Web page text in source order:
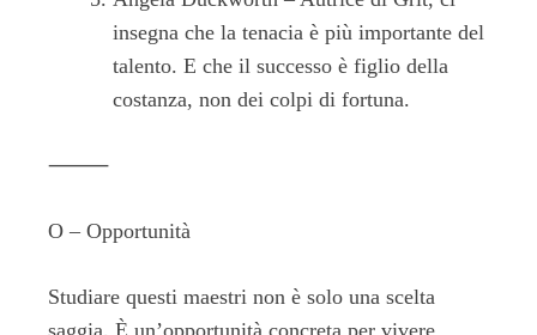
insegna che la tenacia è più importante del
talento. E che il successo è figlio della
costanza, non dei colpi di fortuna.
⸻
O – Opportunità
Studiare questi maestri non è solo una scelta